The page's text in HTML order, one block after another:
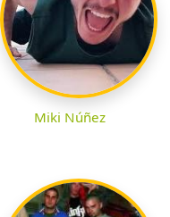
Miki Núñez